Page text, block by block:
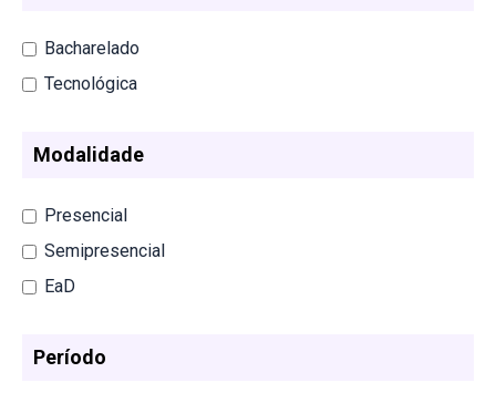
Bacharelado
Tecnológica
Modalidade
Presencial
Semipresencial
EaD
Período